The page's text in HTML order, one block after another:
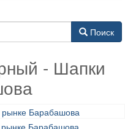
Поиск
- Шапки